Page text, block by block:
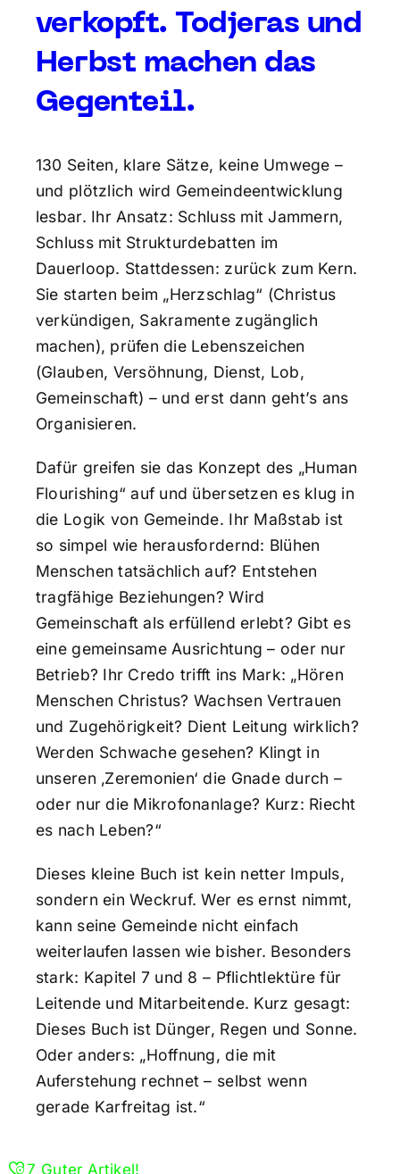
verkopft. Todjeras und
Herbst machen das
Gegenteil.
130 Seiten, klare Sätze, keine Umwege –
und plötzlich wird Gemeindeentwicklung
lesbar. Ihr Ansatz: Schluss mit Jammern,
Schluss mit Strukturdebatten im
Dauerloop. Stattdessen: zurück zum Kern.
Sie starten beim „Herzschlag“ (Christus
verkündigen, Sakramente zugänglich
machen), prüfen die Lebenszeichen
(Glauben, Versöhnung, Dienst, Lob,
Gemeinschaft) – und erst dann geht’s ans
Organisieren.
Dafür greifen sie das Konzept des „Human
Flourishing“ auf und übersetzen es klug in
die Logik von Gemeinde. Ihr Maßstab ist
so simpel wie herausfordernd: Blühen
Menschen tatsächlich auf? Entstehen
tragfähige Beziehungen? Wird
Gemeinschaft als erfüllend erlebt? Gibt es
eine gemeinsame Ausrichtung – oder nur
Betrieb? Ihr Credo trifft ins Mark: „Hören
Menschen Christus? Wachsen Vertrauen
und Zugehörigkeit? Dient Leitung wirklich?
Werden Schwache gesehen? Klingt in
unseren ‚Zeremonien‘ die Gnade durch –
oder nur die Mikrofonanlage? Kurz: Riecht
es nach Leben?“
Dieses kleine Buch ist kein netter Impuls,
sondern ein Weckruf. Wer es ernst nimmt,
kann seine Gemeinde nicht einfach
weiterlaufen lassen wie bisher. Besonders
stark: Kapitel 7 und 8 – Pflichtlektüre für
Leitende und Mitarbeitende. Kurz gesagt:
Dieses Buch ist Dünger, Regen und Sonne.
Oder anders: „Hoffnung, die mit
Auferstehung rechnet – selbst wenn
gerade Karfreitag ist.“
7 Guter Artikel!